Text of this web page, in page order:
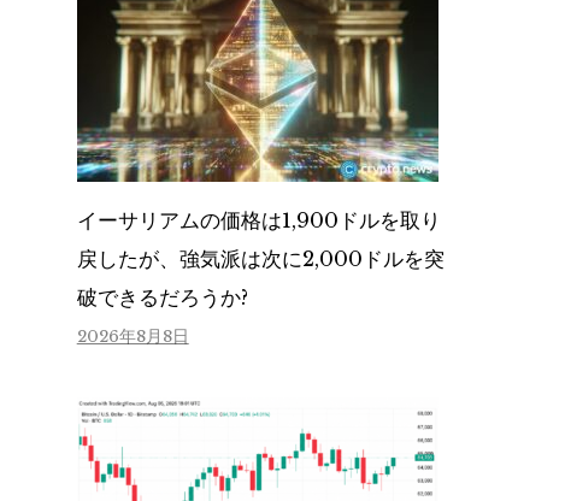
イーサリアムの価格は1,900ドルを取り
戻したが、強気派は次に2,000ドルを突
破できるだろうか?
2026年8月8日